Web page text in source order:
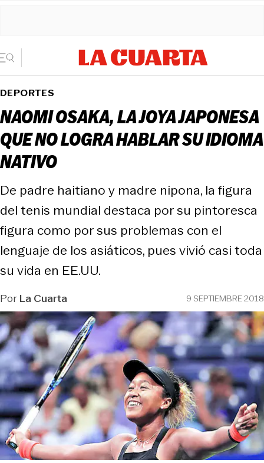
DEPORTES
NAOMI OSAKA, LA JOYA JAPONESA
QUE NO LOGRA HABLAR SU IDIOMA
NATIVO
De padre haitiano y madre nipona, la figura
del tenis mundial destaca por su pintoresca
figura como por sus problemas con el
lenguaje de los asiáticos, pues vivió casi toda
su vida en EE.UU.
PorLa Cuarta 9 SEPTIEMBRE 2018